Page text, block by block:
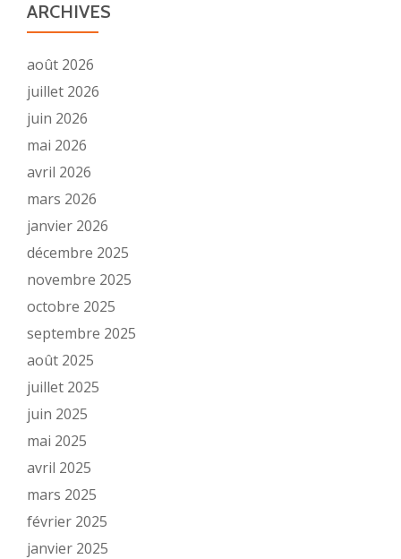
ARCHIVES
août 2026
juillet 2026
juin 2026
mai 2026
avril 2026
mars 2026
janvier 2026
décembre 2025
novembre 2025
octobre 2025
septembre 2025
août 2025
juillet 2025
juin 2025
mai 2025
avril 2025
mars 2025
février 2025
janvier 2025